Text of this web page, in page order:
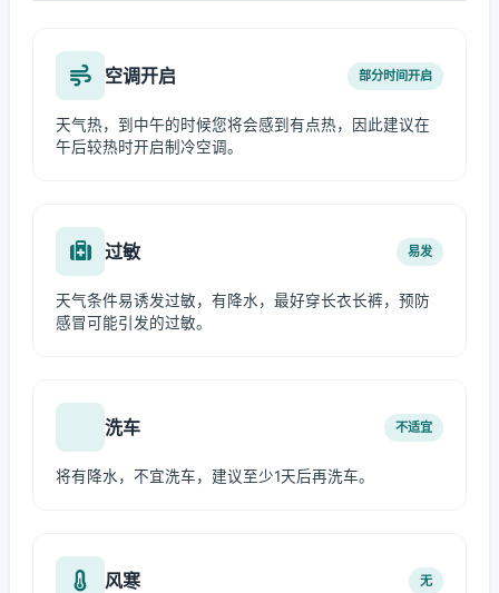
空调开启 部分时间开启
天气热，到中午的时候您将会感到有点热，因此建议在
午后较热时开启制冷空调。
过敏 易发
天气条件易诱发过敏，有降水，最好穿长衣长裤，预防
感冒可能引发的过敏。
洗车 不适宜
将有降水，不宜洗车，建议至少1天后再洗车。
风寒 无